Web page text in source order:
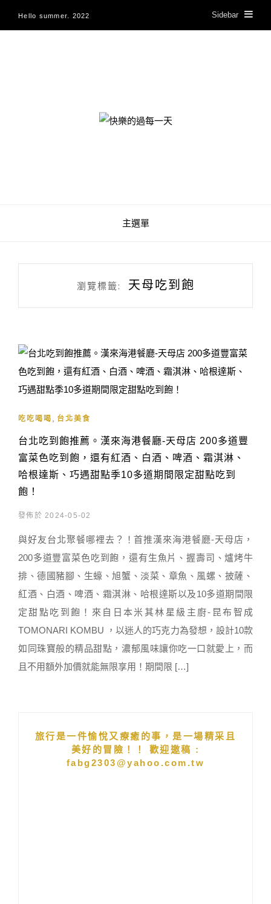
Hello summer. 2022 Sidebar
快樂的過每一天
主選單
瀏覽標籤: 天母吃到飽
吃吃喝喝 台北美食
台北吃到飽推薦。漢來海港餐廳-天母店 200多道豐
富菜色吃到飽，還有紅酒、白酒、啤酒、霜淇淋、
哈根達斯、巧遇甜點季10多道期間限定甜點吃到
飽！
發佈於 2024-05-02
與好友台北聚餐哪裡去？！首推漢來海港餐廳-天母店，
200多道豐富菜色吃到飽，還有生魚片、握壽司、爐烤牛
排、德國豬腳、生蠔、旭蟹、淡菜、章魚、風螺、披薩、
紅酒、白酒、啤酒、霜淇淋、哈根達斯以及10多道期間限
定甜點吃到飽！來自日本米其林星級主廚-昆布智成
TOMONARI KOMBU ，以迷人的巧克力為發想，設計10款
如同珠寶般的精品甜點，濃郁風味讓你吃一口就愛上，而
且不用額外加價就能無限享用！期間限 […]
旅行是一件愉悅又療癒的事，是一場精采且
美好的冒險！！ 歡迎邀稿 :
fabg2303@yahoo.com.tw